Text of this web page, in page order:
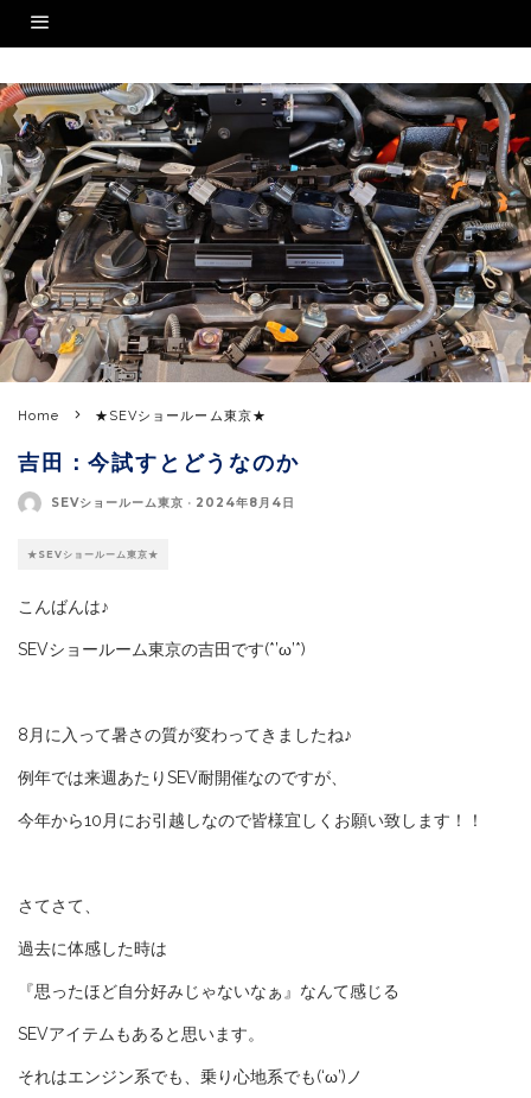
Home ★SEVショールーム東京★
吉田：今試すとどうなのか
SEVショールーム東京 · 2024年8月4日
★SEVショールーム東京★
こんばんは♪
SEVショールーム東京の吉田です(*’ω’*)
8月に入って暑さの質が変わってきましたね♪
例年では来週あたりSEV耐開催なのですが、
今年から10月にお引越しなので皆様宜しくお願い致します！！
さてさて、
過去に体感した時は
『思ったほど自分好みじゃないなぁ』なんて感じる
SEVアイテムもあると思います。
それはエンジン系でも、乗り心地系でも(‘ω’)ノ